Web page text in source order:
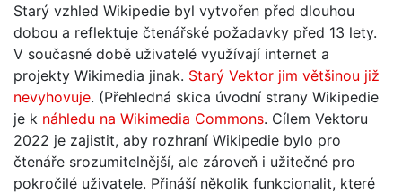
Starý vzhled Wikipedie byl vytvořen před dlouhou
dobou a reflektuje čtenářské požadavky před 13 lety.
V současné době uživatelé využívají internet a
projekty Wikimedia jinak. Starý Vektor jim většinou již
nevyhovuje. (Přehledná skica úvodní strany Wikipedie
je k náhledu na Wikimedia Commons. Cílem Vektoru
2022 je zajistit, aby rozhraní Wikipedie bylo pro
čtenáře srozumitelnější, ale zároveň i užitečné pro
pokročilé uživatele. Přináší několik funkcionalit, které